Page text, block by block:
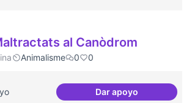
al Canòdrom
Animalisme 0 0
Dar apoyo
Llebrers